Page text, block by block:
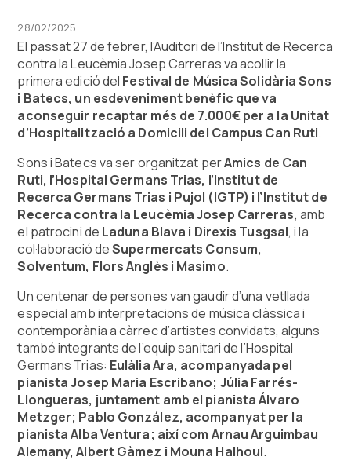
28/02/2025
El passat 27 de febrer, l’Auditori de l’Institut de Recerca
contra la Leucèmia Josep Carreras va acollir la
primera edició del Festival de Música Solidària Sons
i Batecs, un esdeveniment benèfic que va
aconseguir recaptar més de 7.000€ per a la Unitat
d’Hospitalització a Domicili del Campus Can Ruti.
Sons i Batecs va ser organitzat perAmics de Can
Ruti, l’Hospital Germans Trias, l’Institut de
Recerca Germans Trias i Pujol (IGTP) i l’Institut de
Recerca contra la Leucèmia Josep Carreras, amb
el patrocini de Laduna Blava i Direxis Tusgsal, i la
col·laboració deSupermercats Consum,
Solventum, Flors Anglès i Masimo.
Un centenar de persones van gaudir d’una vetllada
especial amb interpretacions de música clàssica i
contemporània a càrrec d’artistes convidats, alguns
també integrants de l’equip sanitari de l’Hospital
Germans Trias: Eulàlia Ara, acompanyada pel
pianista Josep Maria Escribano; Júlia Farrés-
Llongueras, juntament amb el pianista Álvaro
Metzger; Pablo González, acompanyat per la
pianista Alba Ventura; així com Arnau Arguimbau
Alemany, Albert Gàmez i Mouna Halhoul.